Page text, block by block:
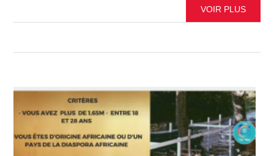
VOIR PLUS